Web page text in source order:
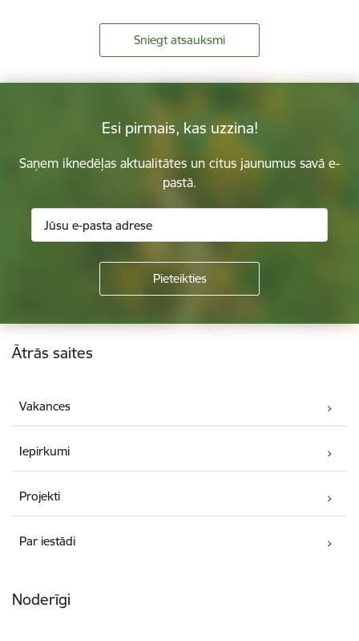
Sniegt atsauksmi
Esi pirmais, kas uzzina!
Saņem iknedēļas aktualitātes un citus jaunumus savā e-
pastā.
Kājene
Ātrās saites
Vakances
Iepirkumi
Projekti
Par iestādi
Noderīgi